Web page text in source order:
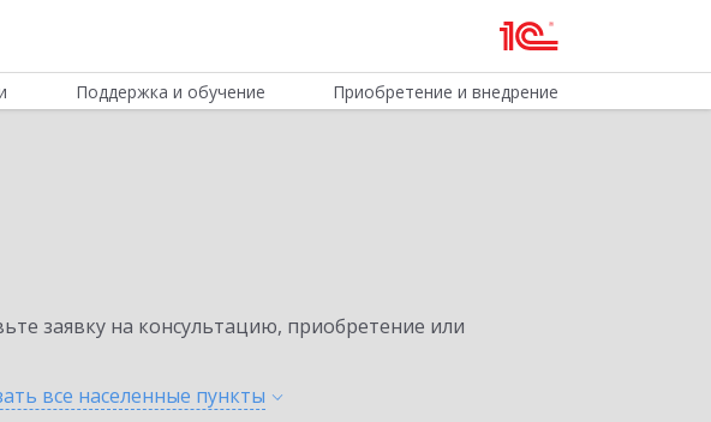
Поддержка и обучение Приобретение и внедрение
заявку на консультацию, приобретение или
все населенные пункты